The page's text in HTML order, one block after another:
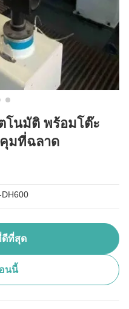
โนมัติ พร้อมโต๊ะ
มที่ฉลาด
ดีที่สุด
นนี้